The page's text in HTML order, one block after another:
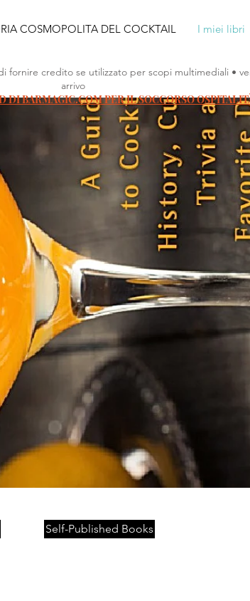
COSMOPOLITA DEL COCKTAIL I miei libri
fornire credito se utilizzato per scopi multimediali •
arrivo
DI BARMAGIC.COM PER IL SOCCORSO
Self-Published Books